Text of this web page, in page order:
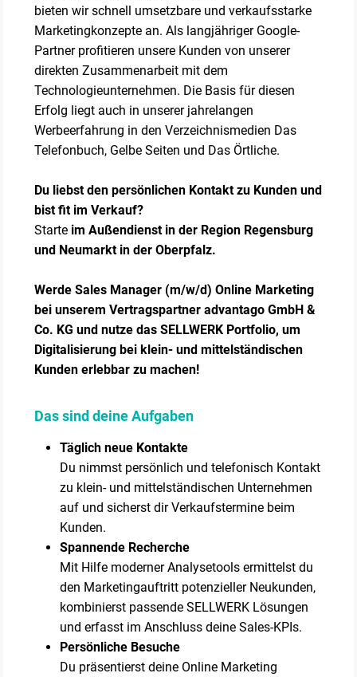
bieten wir schnell umsetzbare und verkaufsstarke
Marketingkonzepte an. Als langjähriger Google-
Partner profitieren unsere Kunden von unserer
direkten Zusammenarbeit mit dem
Technologieunternehmen. Die Basis für diesen
Erfolg liegt auch in unserer jahrelangen
Werbeerfahrung in den Verzeichnismedien Das
Telefonbuch, Gelbe Seiten und Das Örtliche.
Du liebst den persönlichen Kontakt zu Kunden und
bist fit im Verkauf?
Starte im Außendienst in der Region Regensburg
und Neumarkt in der Oberpfalz.
Werde Sales Manager (m/w/d) Online Marketing
bei unserem Vertragspartner advantago GmbH &
Co. KG und nutze das SELLWERK Portfolio, um
Digitalisierung bei klein- und mittelständischen
Kunden erlebbar zu machen!
Das sind deine Aufgaben
Täglich neue Kontakte
Du nimmst persönlich und telefonisch Kontakt
zu klein- und mittelständischen Unternehmen
auf und sicherst dir Verkaufstermine beim
Kunden.
Spannende Recherche
Mit Hilfe moderner Analysetools ermittelst du
den Marketingauftritt potenzieller Neukunden,
kombinierst passende SELLWERK Lösungen
und erfasst im Anschluss deine Sales-KPIs.
Persönliche Besuche
Du präsentierst deine Online Marketing